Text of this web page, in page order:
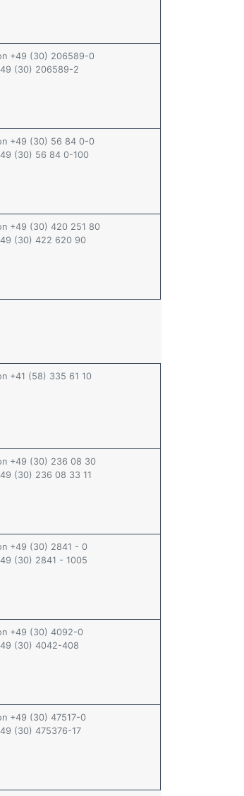
+49 (30) 206589-0
(30) 206589-2
+49 (30) 56 84 0-0
(30) 56 84 0-100
+49 (30) 420 251 80
(30) 422 620 90
+41 (58) 335 61 10
+49 (30) 236 08 30
(30) 236 08 33 11
+49 (30) 2841 - 0
(30) 2841 - 1005
+49 (30) 4092-0
(30) 4042-408
+49 (30) 47517-0
(30) 475376-17